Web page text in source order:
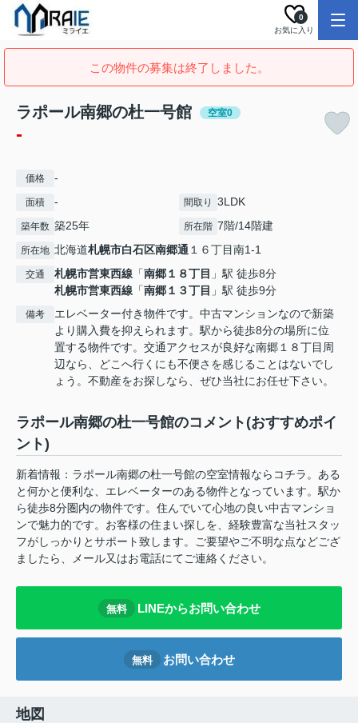
お気に入り
0
この物件の募集は終了しました。
ラポール南郷の杜一号館 空室0
-
価格 -
面積 - 間取り 3LDK
築年数 築25年 所在階 7階/14階建
所在地 北海道札幌市白石区南郷通 １６丁目南1-1
交通 札幌市営東西線 「南郷１８丁目 」駅 徒歩8分
札幌市営東西線 「南郷１３丁目 」駅 徒歩9分
備考
エレベーター付き物件です。中古マンションなので新築
より購入費を抑えられます。駅から徒歩8分の場所に位
置する物件です。交通アクセスが良好な南郷１８丁目周
辺なら、どこへ行くにも不便さを感じることはないでし
ょう。不動産をお探しなら、ぜひ当社にお任せ下さい。
ラポール南郷の杜一号館のコメント(おすすめポイ
ント)
新着情報：ラポール南郷の杜一号館の空室情報ならコチラ。ある
と何かと便利な、エレベーターのある物件となっています。駅か
ら徒歩8分圏内の物件です。住んでいて心地の良い中古マンショ
ンで魅力的です。お客様の住まい探しを、経験豊富な当社スタッ
フがしっかりとサポート致します。ご要望やご不明な点などござ
ましたら、メール又はお電話にてご連絡ください。
無料 LINEからお問い合わせ
無料 お問い合わせ
地図